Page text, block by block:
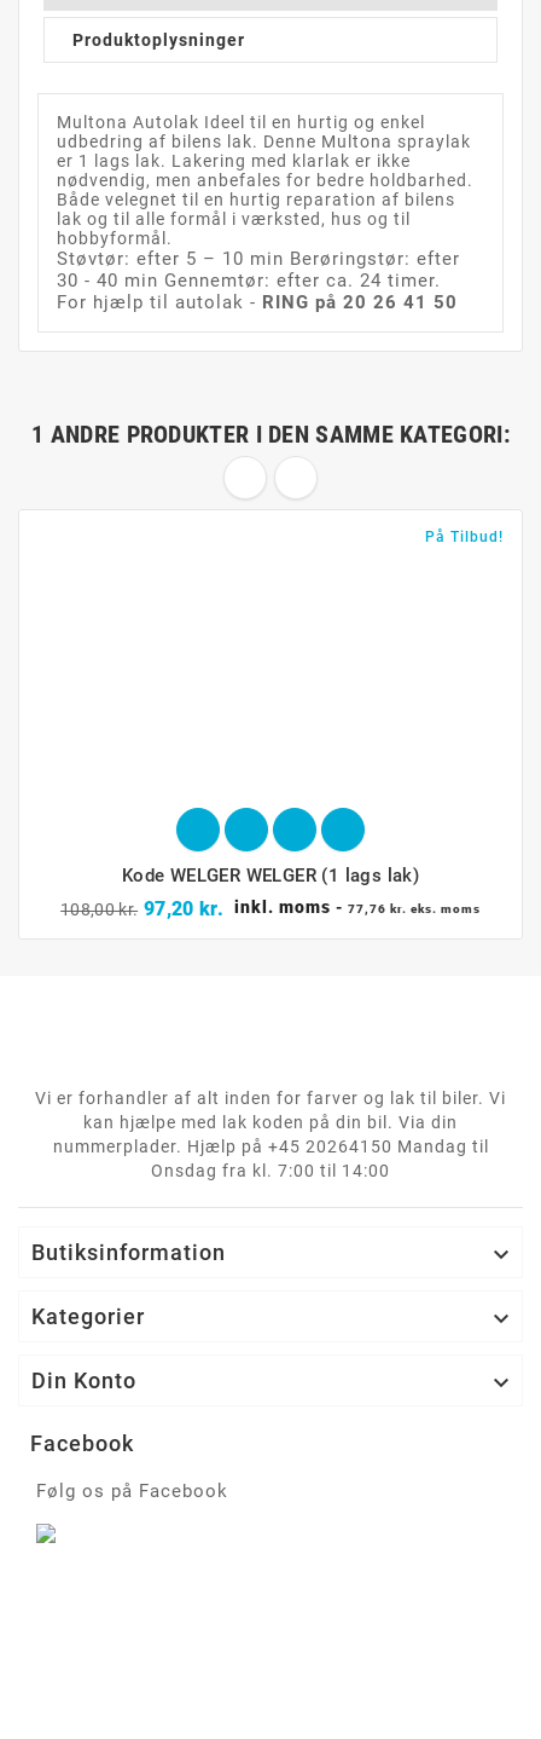
Produktoplysninger
Multona Autolak Ideel til en hurtig og enkel
udbedring af bilens lak. Denne Multona spraylak
er 1 lags lak. Lakering med klarlak er ikke
nødvendig, men anbefales for bedre holdbarhed.
Både velegnet til en hurtig reparation af bilens
lak og til alle formål i værksted, hus og til
hobbyformål.
Støvtør: efter 5 – 10 min Berøringstør: efter
30 - 40 min Gennemtør: efter ca. 24 timer.
For hjælp til autolak - RING på 20 26 41 50
1 ANDRE PRODUKTER I DEN SAMME KATEGORI:
På Tilbud!
Kode WELGER WELGER (1 lags lak)
108,00 kr. 97,20 kr. Normalpris
Pris
inkl. moms - 77,76 kr. eks. moms
Vi er forhandler af alt inden for farver og lak til biler. Vi
kan hjælpe med lak koden på din bil. Via din
nummerplader. Hjælp på +45 20264150 Mandag til
Onsdag fra kl. 7:00 til 14:00
Butiksinformation 
Kategorier 
Din Konto 
Facebook
Følg os på Facebook